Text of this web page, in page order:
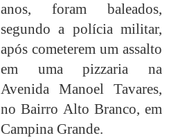
anos, foram baleados,
segundo a polícia militar,
após cometerem um assalto
em uma pizzaria na
Avenida Manoel Tavares,
no Bairro Alto Branco, em
Campina Grande.